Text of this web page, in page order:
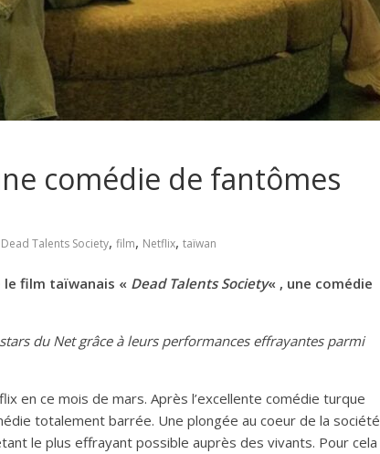
comédie de fantômes
Dead Talents Society, film, Netflix, taïwan
le film taïwanais « Dead Talents Society« , une comédie
du Net grâce à leurs performances effrayantes parmi
en ce mois de mars. Après l’excellente comédie turque
totalement barrée. Une plongée au coeur de la société
le plus effrayant possible auprès des vivants. Pour cela